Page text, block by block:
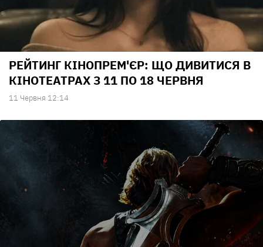
РЕЙТИНГ КІНОПРЕМ'ЄР: ЩО ДИВИТИСЯ В
КІНОТЕАТРАХ З 11 ПО 18 ЧЕРВНЯ
11 Червня 12:14